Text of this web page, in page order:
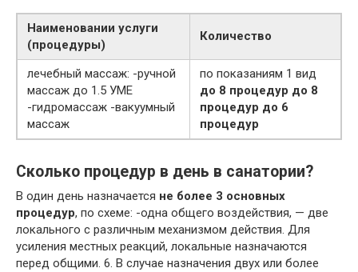
Наименовании услуги
(процедуры)
Количество
лечебный массаж: -ручной
массаж до 1.5 УМЕ
-гидромассаж -вакуумный
массаж
по показаниям 1 вид
до 8 процедур до 8
процедур до 6
процедур
Сколько процедур в день в санатории?
В один день назначается не более 3 основных
процедур, по схеме: -одна общего воздействия, — две
локального с различным механизмом действия. Для
усиления местных реакций, локальные назначаются
перед общими. 6. В случае назначения двух или более